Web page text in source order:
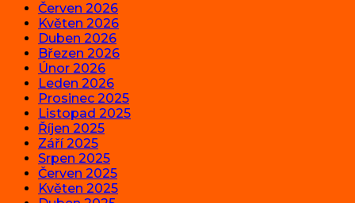
Červen 2026
Květen 2026
Duben 2026
Březen 2026
Únor 2026
Leden 2026
Prosinec 2025
Listopad 2025
Říjen 2025
Září 2025
Srpen 2025
Červen 2025
Květen 2025